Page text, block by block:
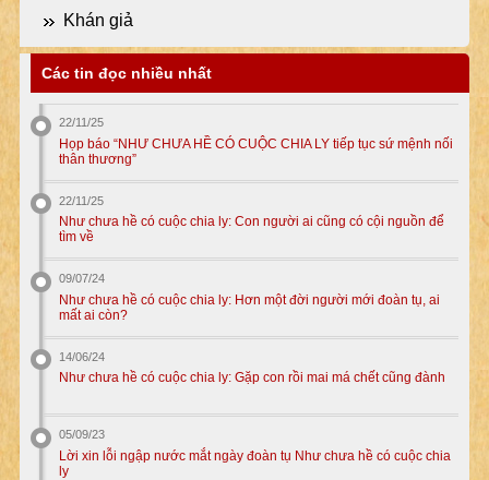
Khán giả
Các tin đọc nhiều nhất
22/11/25
Họp báo “NHƯ CHƯA HỀ CÓ CUỘC CHIA LY tiếp tục sứ mệnh nối
thân thương”
22/11/25
Như chưa hề có cuộc chia ly: Con người ai cũng có cội nguồn để
tìm về
09/07/24
Như chưa hề có cuộc chia ly: Hơn một đời người mới đoàn tụ, ai
mất ai còn?
14/06/24
Như chưa hề có cuộc chia ly: Gặp con rồi mai má chết cũng đành
05/09/23
Lời xin lỗi ngập nước mắt ngày đoàn tụ Như chưa hề có cuộc chia
ly